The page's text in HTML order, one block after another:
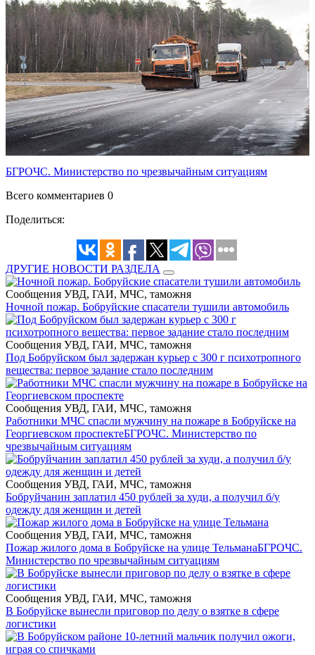
БГРОЧС. Министерство по чрезвычайным ситуациям
Всего комментариев 0
Поделиться:
ДРУГИЕ НОВОСТИ РАЗДЕЛА
Сообщения УВД, ГАИ, МЧС, таможня
Ночной пожар. Бобруйские спасатели тушили автомобиль
Сообщения УВД, ГАИ, МЧС, таможня
Под Бобруйском был задержан курьер с 300 г психотропного
вещества: первое задание стало последним
Сообщения УВД, ГАИ, МЧС, таможня
Работники МЧС спасли мужчину на пожаре в Бобруйске на
Георгиевском проспектеБГРОЧС. Министерство по
чрезвычайным ситуациям
Сообщения УВД, ГАИ, МЧС, таможня
Бобруйчанин заплатил 450 рублей за худи, а получил б/у
одежду для женщин и детей
Сообщения УВД, ГАИ, МЧС, таможня
Пожар жилого дома в Бобруйске на улице ТельманаБГРОЧС.
Министерство по чрезвычайным ситуациям
Сообщения УВД, ГАИ, МЧС, таможня
В Бобруйске вынесли приговор по делу о взятке в сфере
логистики